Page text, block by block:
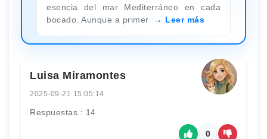
esencia del mar Mediterráneo en cada
bocado. Aunque a primer
Leer más
Luisa Miramontes
2025-09-21 15:05:14
Respuestas : 14
0